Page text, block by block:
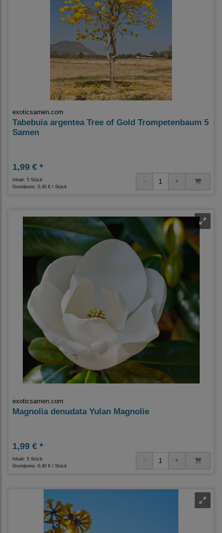
exoticsamen.com
Tabebuia argentea Tree of Gold Trompetenbaum 5
Samen
1,99 € *
Inhalt: 5 Stück
Grundpreis: 0,40 € / Stück
exoticsamen.com
Magnolia denudata Yulan Magnolie
1,99 € *
Inhalt: 5 Stück
Grundpreis: 0,40 € / Stück